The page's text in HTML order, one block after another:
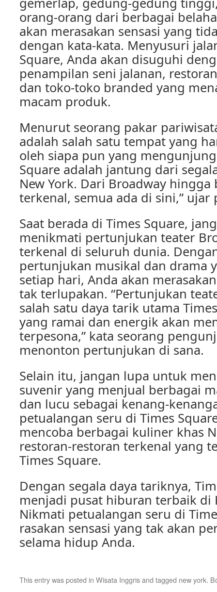
orang-orang dari berbagai
akan merasakan sensasi yang
dengan kata-kata. Menyusuri
Square, Anda akan disuguhi
penampilan seni jalanan,
dan toko-toko branded yang
macam produk.
Menurut seorang pakar
adalah salah satu tempat yang
oleh siapa pun yang
Square adalah jantung dari
New York. Dari Broadway
terkenal, semua ada di sini,” ujar
Saat berada di Times Square,
menikmati pertunjukan teater
terkenal di seluruh dunia.
pertunjukan musikal dan drama
setiap hari, Anda akan
tak terlupakan. “Pertunjukan
salah satu daya tarik utama
yang ramai dan energik akan
terpesona,” kata seorang
menonton pertunjukan di sana.
Selain itu, jangan lupa untuk
suvenir yang menjual berbagai
dan lucu sebagai kenang-
petualangan seru di Times
mencoba berbagai kuliner khas
restoran-restoran terkenal yang
Times Square.
Dengan segala daya tariknya,
menjadi pusat hiburan terbaik di
Nikmati petualangan seru di
rasakan sensasi yang tak akan
selama hidup Anda.
This entry was posted in Wisata Inggrisand tagged new york.